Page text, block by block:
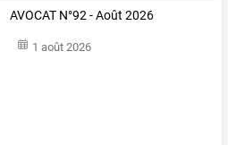
AVOCAT N°92 - Août 2026
1 août 2026